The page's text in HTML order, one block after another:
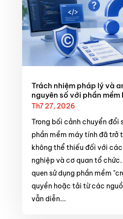
Trách nhiệm pháp lý và
nguyên số với phần mềm
Th7 27, 2026
Trong bối cảnh chuyển đổi
phần mềm máy tính đã trở
không thể thiếu đối với
nghiệp và cơ quan tổ
quen sử dụng phần mềm
quyền hoặc tải từ các
vẫn diễn...